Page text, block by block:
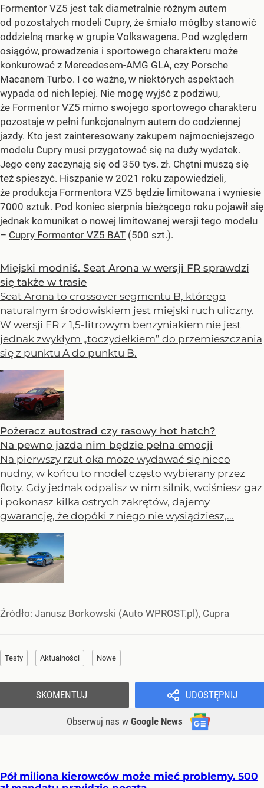
Formentor VZ5 jest tak diametralnie różnym autem
od pozostałych modeli Cupry, że śmiało mógłby stanowić
oddzielną markę w grupie Volkswagena. Pod względem
osiągów, prowadzenia i sportowego charakteru może
konkurować z Mercedesem-AMG GLA, czy Porsche
Macanem Turbo. I co ważne, w niektórych aspektach
wypada od nich lepiej. Nie mogę wyjść z podziwu,
że Formentor VZ5 mimo swojego sportowego charakteru
pozostaje w pełni funkcjonalnym autem do codziennej
jazdy. Kto jest zainteresowany zakupem najmocniejszego
modelu Cupry musi przygotować się na duży wydatek.
Jego ceny zaczynają się od 350 tys. zł. Chętni muszą się
też spieszyć. Hiszpanie w 2021 roku zapowiedzieli,
że produkcja Formentora VZ5 będzie limitowana i wyniesie
7000 sztuk. Pod koniec sierpnia bieżącego roku pojawił się
jednak komunikat o nowej limitowanej wersji tego modelu
– Cupry Formentor VZ5 BAT (500 szt.).
Miejski modniś. Seat Arona w wersji FR sprawdzi
się także w trasie
Seat Arona to crossover segmentu B, którego
naturalnym środowiskiem jest miejski ruch uliczny.
W wersji FR z 1,5-litrowym benzyniakiem nie jest
jednak zwykłym „toczydełkiem” do przemieszczania
się z punktu A do punktu B.
Pożeracz autostrad czy rasowy hot hatch?
Na pewno jazda nim będzie pełna emocji
Na pierwszy rzut oka może wydawać się nieco
nudny, w końcu to model często wybierany przez
floty. Gdy jednak odpalisz w nim silnik, wciśniesz gaz
i pokonasz kilka ostrych zakrętów, dajemy
gwarancję, że dopóki z niego nie wysiądziesz,...
Źródło: Janusz Borkowski (Auto WPROST.pl), Cupra
Testy Aktualności Nowe
UDOSTĘPNIJ
Obserwuj nas w Google News
SKOMENTUJ
Pół miliona kierowców może mieć problemy. 500